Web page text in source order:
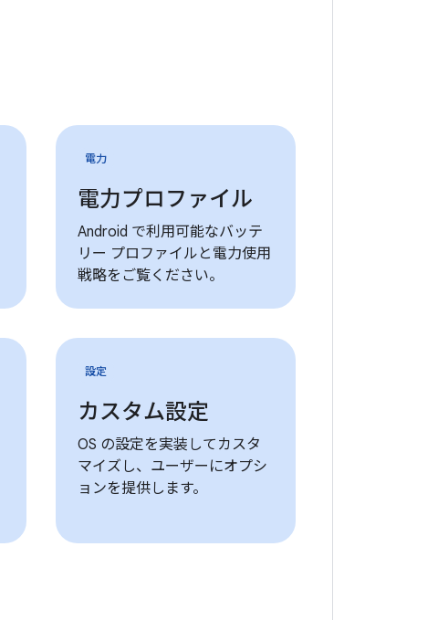
電力
電力プロファイル
Android で利用可能なバッテ
リー プロファイルと電力使用
戦略をご覧ください。
設定
カスタム設定
OS の設定を実装してカスタ
マイズし、ユーザーにオプシ
ョンを提供します。